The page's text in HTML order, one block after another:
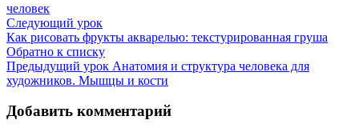
человек
Следующий урок
Как рисовать фрукты акварелью: текстурированная груша
Обратно к списку
Предыдущий урок Анатомия и структура человека для
художников. Мышцы и кости
Добавить комментарий